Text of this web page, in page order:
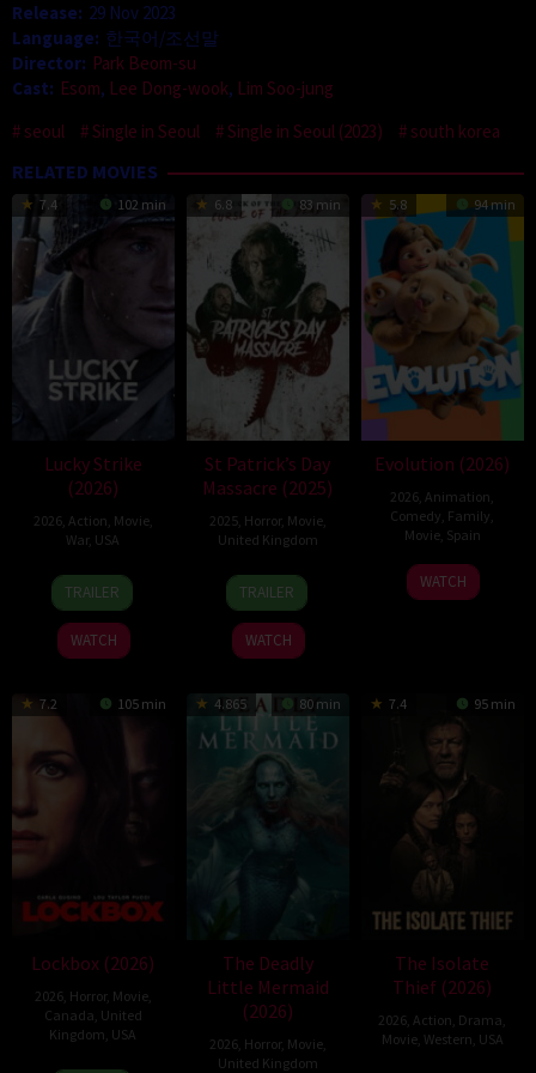
Release: 29 Nov 2023
Language: 한국어/조선말
Director: Park Beom-su
Cast: Esom, Lee Dong-wook, Lim Soo-jung
seoul
Single in Seoul Single in Seoul (2023) south korea
RELATED MOVIES
7.4 102 min
Lucky Strike
(2026)
2026, Action Movie,
War, USA
26
Jun
2026
Rod
Lurie
TRAILER
WATCH
6.8 83 min
St Patrick’s Day
Massacre (2025)
2025, Horror, Movie,
United Kingdom
10
Mar
2025
Steve
Lawson
TRAILER
WATCH
5.8 94 min
Evolution (2026)
2026 Animation
Comedy Family
Movie, Spain
6
Feb
Julio
Soto
WATCH
7.2 105 min
Lockbox (2026)
2026, Horror, Movie,
Canada United
Kingdom USA
4.865 80 min
The Deadly
Little Mermaid
(2026)
2026, Horror, Movie,
United Kingdom
7.4 95 min
The Isolate
Thief (2026)
2026 Action Drama
Movie, Western USA